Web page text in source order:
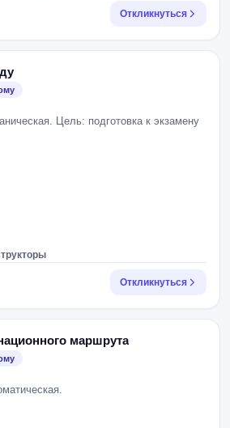
Откликнуться
Цель: подготовка к экзамену
Откликнуться
маршрута